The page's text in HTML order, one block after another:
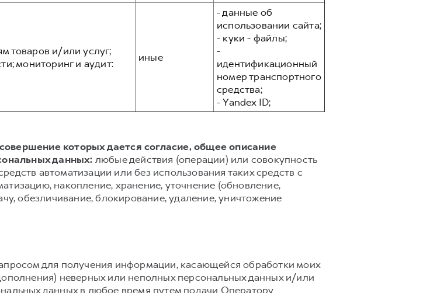
товаров и/или услуг;
мониторинг и аудит:
иные
- данные об
использовании сайта;
- куки - файлы;
-
идентификационный
номер транспортного
средства;
- Yandex ID;
которых дается согласие, общее описание
данных: любые действия (операции) или совокупность
автоматизации или без использования таких средств с
накопление, хранение, уточнение (обновление,
обезличивание, блокирование, удаление, уничтожение
для получения информации, касающейся обработки моих
неверных или неполных персональных данных и/или
данных в любое время путем подачи Оператору